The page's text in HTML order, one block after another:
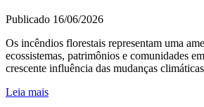
Publicado 16/06/2026
Os incêndios florestais representam uma
ecossistemas, patrimônios e comunidades
crescente influência das mudanças
Leia mais